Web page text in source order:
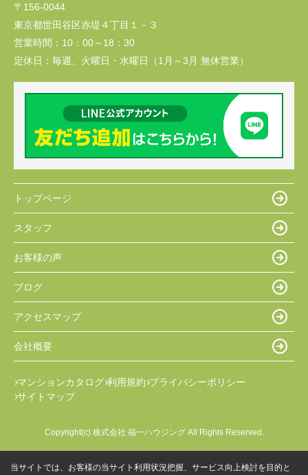
〒156-0044
東京都世田谷区赤堤４丁目１－３
営業時間： 10：00～18：30
定休日： 毎週、火曜日・水曜日（1月～3月 無休営業）
トップページ
スタッフ
お客様の声
ブログ
アクセスマップ
会社概要
マンションカタログ 利用規約 プライバシーポリシー
サイトマップ
Copyright(c) 株式会社 福一ハウジング All Rights Reserved.
当サイトでは、お客様の当サイト利用状況把握、サービス向上検討を目的と